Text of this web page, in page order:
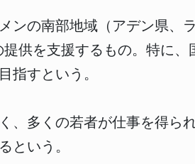
ンの南部地域（アデン県、
供を支援するもの。特に
指すという。
、多くの若者が仕事を得ら
という。